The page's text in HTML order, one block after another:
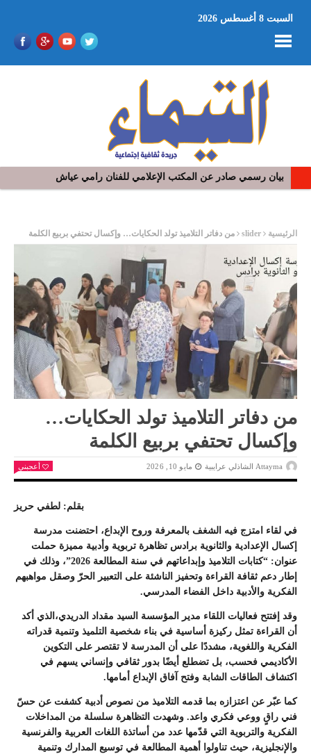
السبت 8 أغسطس 2026
بيان رسمي صادر عن المكتب الإعلامي للفنان رامي عياش
في افتتاح مهرجان بومخلوف الدولي: رؤوف ماهر يتالق و يشد الجمهور
الرئيسية slider من دفاتر التلاميذ تولد الحكايات… وإكسال تحتفي بربيع الكلمة
من دفاتر التلاميذ تولد الحكايات…
وإكسال تحتفي بربيع الكلمة
Attayma الشاذلي عرايبية مايو 10, 2026 أعجبني
بقلم: لطفي حريز
في لقاء امتزج فيه الشغف بالمعرفة وروح الإبداع، احتضنت مدرسة
إكسال الإعدادية والثانوية برادس تظاهرة تربوية وأدبية مميزة حملت
عنوان: “كتابات التلاميذ وإبداعاتهم في سنة المطالعة 2026”، وذلك في
إطار دعم ثقافة القراءة وتحفيز الناشئة على التعبير الحرّ وصقل مواهبهم
الفكرية والأدبية داخل الفضاء المدرسي.
وقد إفتتح فعاليات اللقاء مدير المؤسسة السيد مقداد الدريدي،الذي أكد
أن القراءة تمثل ركيزة أساسية في بناء شخصية التلميذ وتنمية قدراته
الفكرية واللغوية، مشددًا على أن المدرسة لا تقتصر على التكوين
الأكاديمي فحسب، بل تضطلع أيضًا بدور ثقافي وإنساني يسهم في
اكتشاف الطاقات الشابة وفتح آفاق الإبداع أمامها.
كما عبّر عن اعتزازه بما قدمه التلاميذ من نصوص أدبية كشفت عن حسّ
فني راقٍ ووعي فكري واعد. وشهدت التظاهرة سلسلة من المداخلات
الفكرية والتربوية التي قدّمها عدد من أساتذة اللغات العربية والفرنسية
والإنجليزية، حيث تناولوا أهمية المطالعة في توسيع المدارك وتنمية